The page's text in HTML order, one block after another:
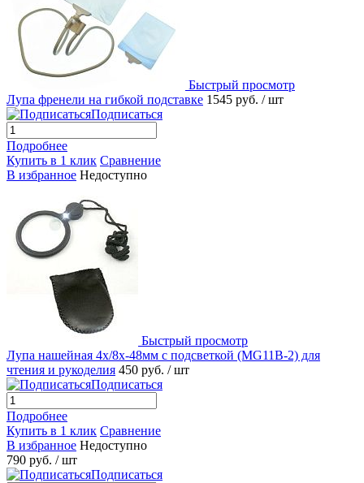
Быстрый просмотр
Лупа френели на гибкой подставке 1545 руб. / шт
Подписаться
Подробнее
Купить в 1 клик Сравнение
В избранное Недоступно
Быстрый просмотр
Лупа нашейная 4x/8x-48мм с подсветкой (MG11B-2) для
чтения и рукоделия 450 руб. / шт
Подписаться
Подробнее
Купить в 1 клик Сравнение
В избранное Недоступно
790 руб. / шт
Подписаться